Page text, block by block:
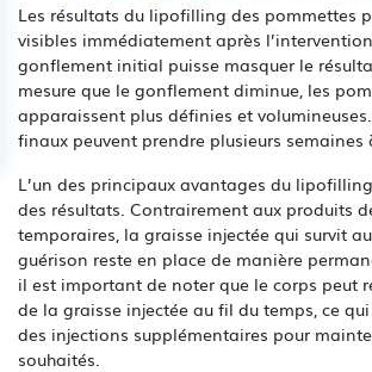
Les résultats du lipofilling des pommettes
visibles immédiatement après
gonflement initial puisse masquer le
mesure que le gonflement diminue, les
apparaissent plus définies et
finaux peuvent prendre plusieurs semaines
L’un des principaux avantages du
des résultats. Contrairement aux produits
temporaires, la graisse injectée qui survit
guérison reste en place de manière
il est important de noter que le corps peut
de la graisse injectée au fil du temps, ce
des injections supplémentaires pour
souhaités.